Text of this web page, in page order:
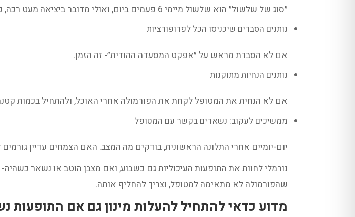
״סוג של שלשול״ הוא שלשול מיימי 6 פעמים ביום, ואולי מדובר ביציאה מעט רכה, פעם אחת ביום. זה הבדל עצום, וצריך לעמוד עליו!
נותנים הסברים שיכניסו הכל לפרופורציות
אם לא הסברת מראש על ״אפקט המסעדה ההודית״- זה הזמן.
נותנים הנחיות מתוקנות
אם לא הנחית את המטופל לקחת את הפורמולה אחרי האוכל, ולהתחיל בכמות
ממשיכים לעקוב: נשארים בקשר עם המטופל
יום-יומיים אחרי התלונה הראשונית, בודקים מה המצב. האם הצמחים עדיין
נורמלי לחוות את התופעות העיכוליות גם כשבוע, ואם מצבן הוטב או נשאר
שהפורמולה לא מתאימה למטופל, וצריך להחליף אותה.
מדוע כדאי להתחיל להעלות מינון גם אם התופעות נשארו